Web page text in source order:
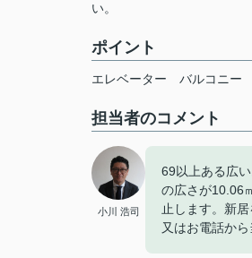
い。
ポイント
エレベーター バルコニー
担当者のコメント
小川 浩司
69以上ある広
の広さが10.06
止します。新
又はお電話か